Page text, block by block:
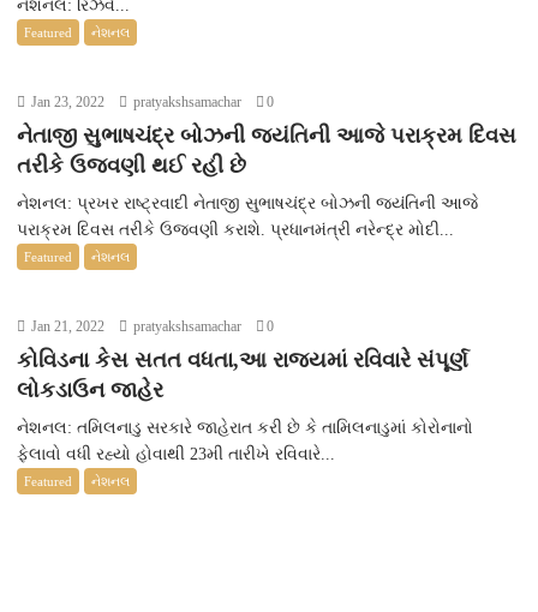
નેશનલ: રિઝર્વ...
Featured નેશનલ
Jan 23, 2022 pratyakshsamachar 0
નેતાજી સુભાષચંદ્ર બોઝની જયંતિની આજે પરાક્રમ દિવસ
તરીકે ઉજવણી થઈ રહી છે
નેશનલ: પ્રખર રાષ્ટ્રવાદી નેતાજી સુભાષચંદ્ર બોઝની જયંતિની આજે
પરાક્રમ દિવસ તરીકે ઉજવણી કરાશે. પ્રધાનમંત્રી નરેન્દ્ર મોદી...
Featured નેશનલ
Jan 21, 2022 pratyakshsamachar 0
કોવિડના કેસ સતત વધતા,આ રાજ્યમાં રવિવારે સંપૂર્ણ
લોકડાઉન જાહેર
નેશનલ: તમિલનાડુ સરકારે જાહેરાત કરી છે કે તામિલનાડુમાં કોરોનાનો
ફેલાવો વધી રહ્યો હોવાથી 23મી તારીખે રવિવારે...
Featured નેશનલ